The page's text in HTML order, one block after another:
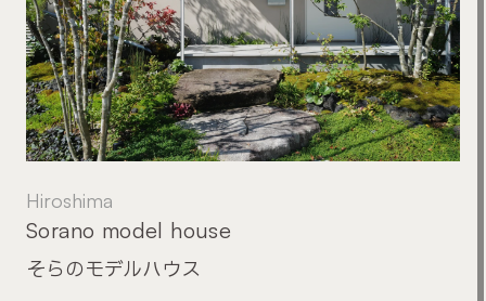
Hiroshima
そらのモデルハウス
Sorano model house